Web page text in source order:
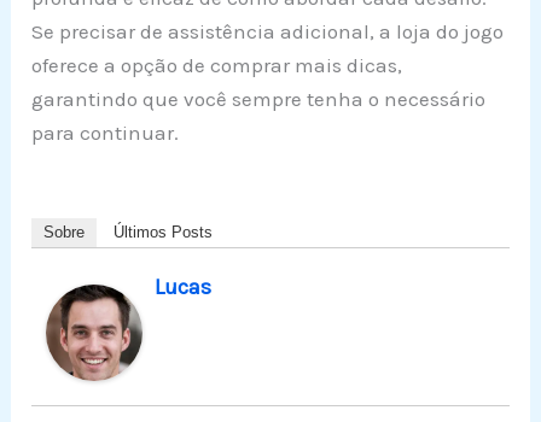
Se precisar de assistência adicional, a loja do jogo
oferece a opção de comprar mais dicas,
garantindo que você sempre tenha o necessário
para continuar.
Sobre Últimos Posts
Lucas